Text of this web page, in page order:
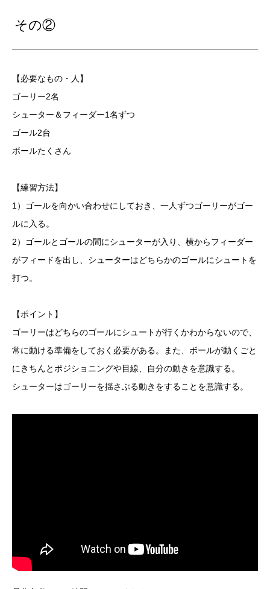
その②
【必要なもの・人】
ゴーリー2名
シューター＆フィーダー1名ずつ
ゴール2台
ボールたくさん
【練習方法】
1）ゴールを向かい合わせにしておき、一人ずつゴーリーがゴー
ルに入る。
2）ゴールとゴールの間にシューターが入り、横からフィーダー
がフィードを出し、シューターはどちらかのゴールにシュートを
打つ。
【ポイント】
ゴーリーはどちらのゴールにシュートが行くかわからないので、
常に動ける準備をしておく必要がある。また、ボールが動くごと
にきちんとポジショニングや目線、自分の動きを意識する。
シューターはゴーリーを揺さぶる動きをすることを意識する。